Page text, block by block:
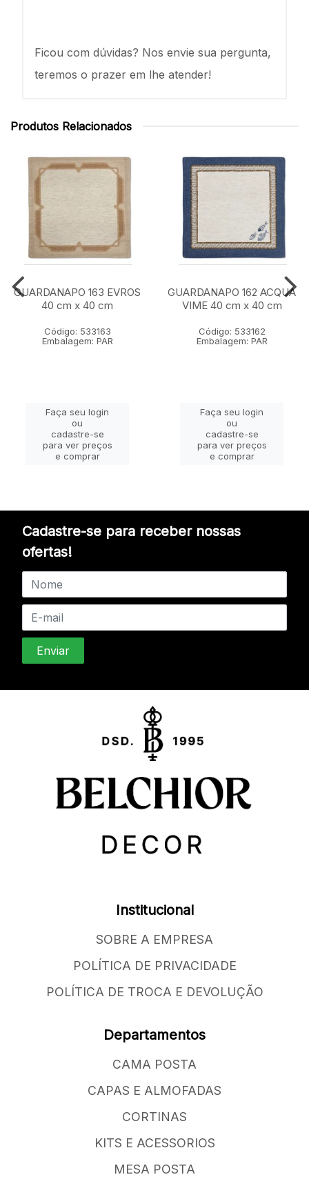
Ficou com dúvidas? Nos envie sua pergunta,
teremos o prazer em lhe atender!
Produtos Relacionados
GUARDANAPO 163 EVROS
40 cm x 40 cm
Código: 533163
Embalagem: PAR
Faça seu login
ou
cadastre-se
para ver preços
e comprar
GUARDANAPO 162 ACQUA
VIME 40 cm x 40 cm
Código: 533162
Embalagem: PAR
Faça seu login
ou
cadastre-se
para ver preços
e comprar
Cadastre-se para receber nossas
ofertas!
Institucional
SOBRE A EMPRESA
POLÍTICA DE PRIVACIDADE
POLÍTICA DE TROCA E DEVOLUÇÃO
Departamentos
CAMA POSTA
CAPAS E ALMOFADAS
CORTINAS
KITS E ACESSORIOS
MESA POSTA